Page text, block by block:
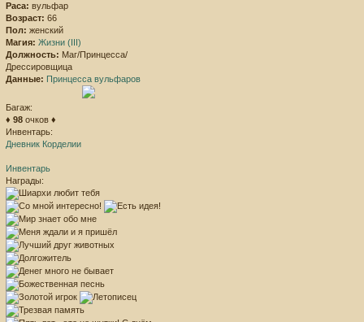
Раса: вульфар
Возраст: 66
Пол: женский
Магия: Жизни (III)
Должность: Маг/Принцесса/
Дрессировщица
Данные: Принцесса вульфаров
Багаж:
♦ 98 очков ♦
Инвентарь:
Дневник Корделии
Инвентарь
Награды: